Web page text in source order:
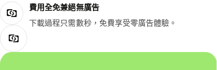
費用全免兼絕無廣告
下載過程只需數秒，免費享受零廣告體驗。